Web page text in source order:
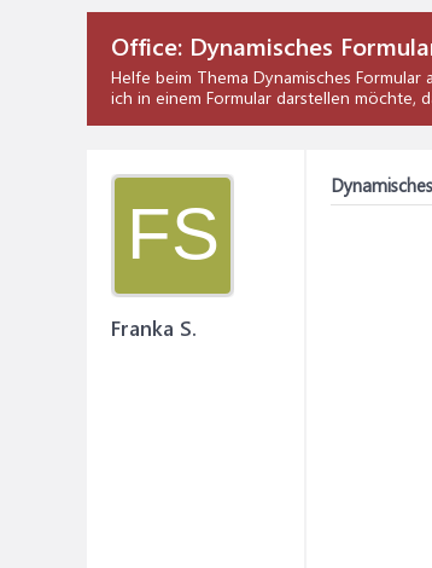
Office: Dynamisches
Helfe beim Thema Dynamisches Formular
ich in einem Formular darstellen möchte,
FS
Franka S.